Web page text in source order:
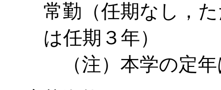
常勤（任期なし，
は任期３年）
（注）本学の定年